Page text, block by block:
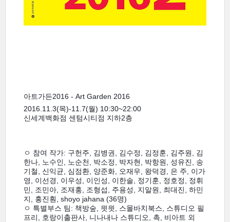
아트가든2016 - Art Garden 2016
2016.11.3(목)-11.7(월) 10:30~22:00
신세계백화점 센텀시티점 지하2층
ㅇ 참여 작가: 구헌주, 김병권, 김수정, 김정훈, 김주원, 김
한나, 노수인, 노순천, 박소정, 박자현, 박항원, 성유진, 송
기철, 신익균, 심점환, 양준화, 오재우, 왕덕경, 은 주, 이가
영, 이선경, 이우성, 이인성, 이한솔, 정기훈, 정호정, 정휘
민, 조민아, 조재홍, 조형섭, 주용성, 지알원, 최대진, 하민
지, 홍진훤, shoyo jahana (36명)
ㅇ 특별부스 팀: 책방숲, 믯믯, 스몰바치북스, 스튜디오 필
프리, 호랑이출판사, 니나내나 스튜디오, 촉, 비아트 외